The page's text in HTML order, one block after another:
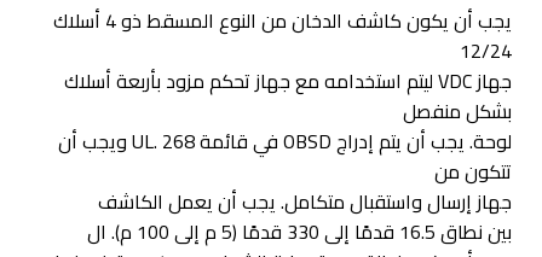
يجب أن يكون كاشف الدخان من النوع المسقط ذو 4 أسلاك
12/24
جهاز VDC ليتم استخدامه مع جهاز تحكم مزود بأربعة أسلاك
بشكل منفصل
لوحة. يجب أن يتم إدراج OBSD في قائمة UL. 268 ويجب أن
تتكون من
جهاز إرسال واستقبال متكامل. يجب أن يعمل الكاشف
بين نطاق 16.5 قدمًا إلى 330 قدمًا (5 م إلى 100 م). ال